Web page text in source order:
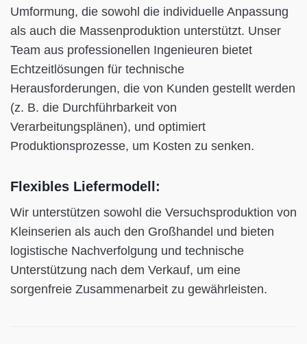
Umformung, die sowohl die individuelle Anpassung
als auch die Massenproduktion unterstützt. Unser
Team aus professionellen Ingenieuren bietet
Echtzeitlösungen für technische
Herausforderungen, die von Kunden gestellt werden
(z. B. die Durchführbarkeit von
Verarbeitungsplänen), und optimiert
Produktionsprozesse, um Kosten zu senken.
Flexibles Liefermodell:
Wir unterstützen sowohl die Versuchsproduktion von
Kleinserien als auch den Großhandel und bieten
logistische Nachverfolgung und technische
Unterstützung nach dem Verkauf, um eine
sorgenfreie Zusammenarbeit zu gewährleisten.